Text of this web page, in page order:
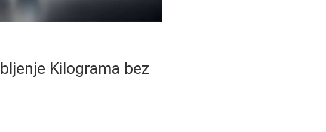
Kilograma bez